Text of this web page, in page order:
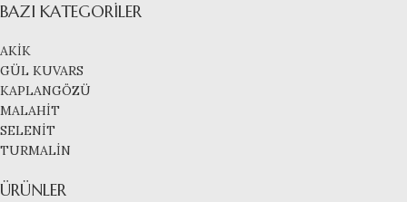
BAZI KATEGORILER
AKİK
GÜL KUVARS
KAPLANGÖZÜ
MALAHİT
SELENİT
TURMALİN
ÜRÜNLER